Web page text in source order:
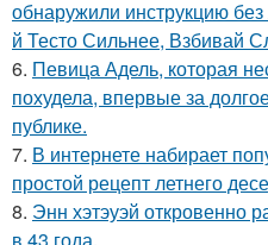
обнаружили инструкцию
й Тесто Сильнее, Взбивай
6. Певица Адель, которая
похудела, впервые за
публике.
7. В интернете набирает
простой рецепт летнего
8. Энн хэтэуэй откровенно
в 43 года.